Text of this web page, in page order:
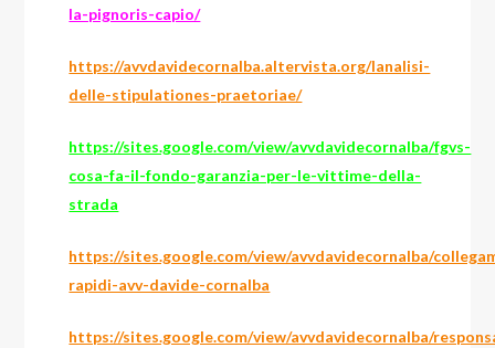
la-pignoris-capio/
https://avvdavidecornalba.altervista.org/lanalisi-
delle-stipulationes-praetoriae/
https://sites.google.com/view/avvdavidecornalba/fgvs-
cosa-fa-il-fondo-garanzia-per-le-vittime-della-
strada
https://sites.google.com/view/avvdavidecornalba/
rapidi-avv-davide-cornalba
https://sites.google.com/view/avvdavidecornalba/